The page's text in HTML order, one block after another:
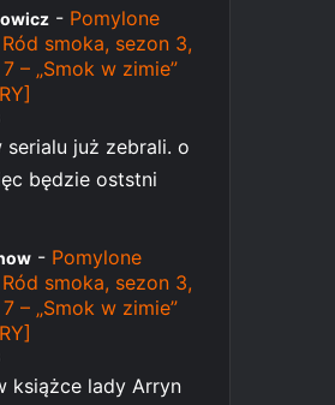
- Pomylone
smoka, sezon 3,
– „Smok w zimie”
serialu już zebrali. o
będzie oststni
- Pomylone
smoka, sezon 3,
– „Smok w zimie”
książce lady Arryn